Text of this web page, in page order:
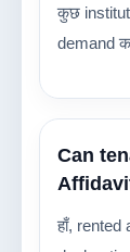
कुछ
demand
Can
हाँ,